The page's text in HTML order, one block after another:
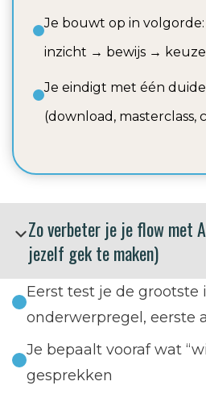
Je bouwt op in
inzicht → bewijs →
Je eindigt met één
(download, masterclass,
Zo verbeter je je flow met
jezelf gek te maken)
Eerst test je de
onderwerpregel, eerste
Je bepaalt vooraf wat
gesprekken